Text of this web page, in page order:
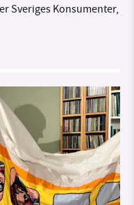
Sveriges Konsumenter,